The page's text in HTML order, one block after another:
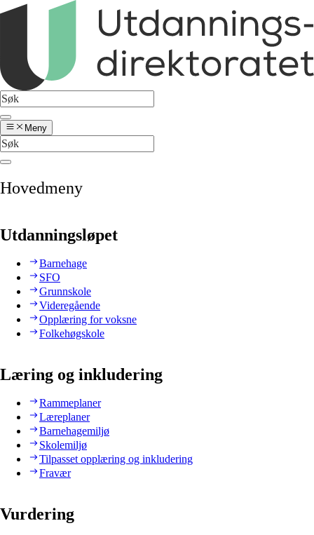
Meny
Hovedmeny
Utdanningsløpet
Barnehage
SFO
Grunnskole
Videregående
Opplæring for voksne
Folkehøgskole
Læring og inkludering
Rammeplaner
Læreplaner
Barnehagemiljø
Skolemiljø
Tilpasset opplæring og inkludering
Fravær
Vurdering